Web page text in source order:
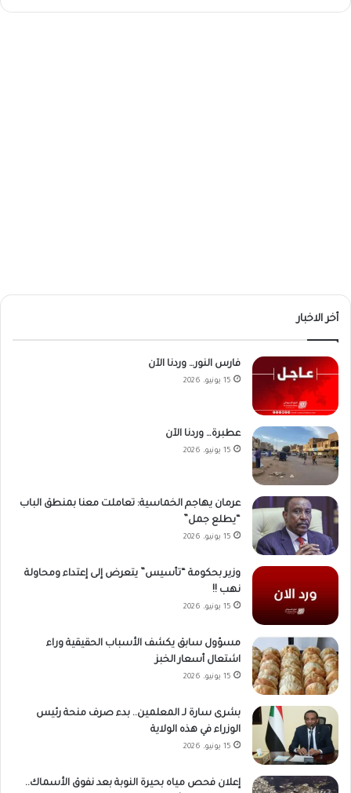
أخر الاخبار
فارس النور… وردنا الآن
15 يونيو، 2026
عطبرة… وردنا الآن
15 يونيو، 2026
عرمان يهاجم الخماسية: تعاملت معنا بمنطق الباب
“يطلع جمل”
15 يونيو، 2026
وزير بحكومة “تأسيس” يتعرض إلى إعتداء ومحاولة
نهب !!
15 يونيو، 2026
مسؤول سابق يكشف الأسباب الحقيقية وراء
اشتعال أسعار الخبز
15 يونيو، 2026
بشرى سارة لـ المعلمين.. بدء صرف منحة رئيس
الوزراء في هذه الولاية
15 يونيو، 2026
إعلان فحص مياه بحيرة النوبة بعد نفوق الأسماك..